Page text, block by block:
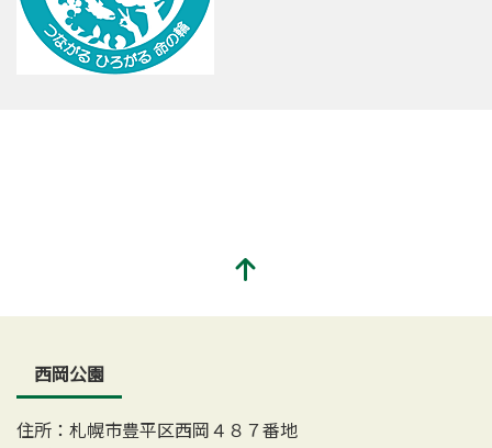
西岡公園
住所：札幌市豊平区西岡４８７番地